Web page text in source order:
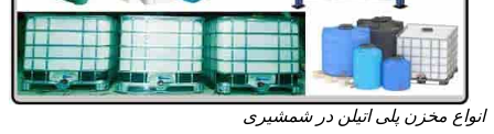
انواع مخزن پلی اتیلن در شمشیری